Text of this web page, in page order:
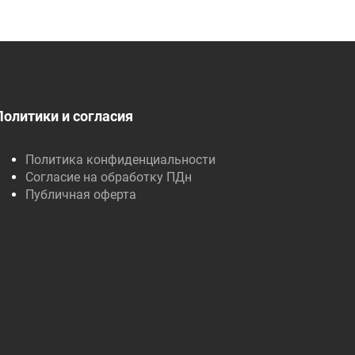
и согласия
Политика конфиденциальности
Согласие на обработку ПДн
Публичная оферта